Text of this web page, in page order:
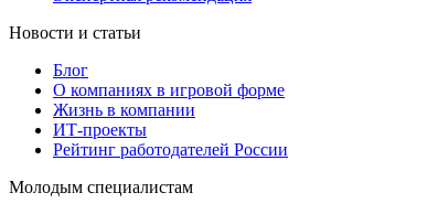
Новости и статьи
Блог
О компаниях в игровой форме
Жизнь в компании
ИТ-проекты
Рейтинг работодателей России
Молодым специалистам